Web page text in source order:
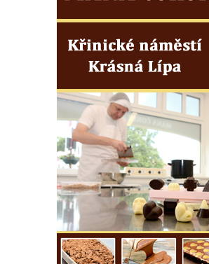
Dům čp. 94 na náměstí T. G. Masaryka ve
Dům čp. 104 na náměstí T. G. Masaryka ve
Dům čp. 102 na náměstí T. G. Masaryka ve
Frýdlantu
Dům čp. 2 zvaný Na Panské zvůli na
náměstí T. G. Masaryka ve Frýdlantu
Dům čp. 95 na náměstí T. G. Masaryka ve
Frýdlantu
Dům čp. 43 v Havlíčkově ulici ve Frýdlantu